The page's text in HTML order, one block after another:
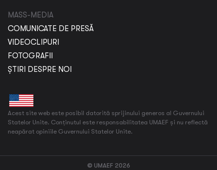
MASS-MEDIA
COMUNICATE DE PRESĂ
VIDEOCLIPURI
FOTOGRAFII
ȘTIRI DESPRE NOI
Acest site web este posibil datorită sprijinului generos al Guvernului
Statelor Unite. Conținutul este responsabilitatea UMAEF și nu reflectă
neapărat opiniile Guvernului Statelor Unite.
© UMAEF 2026